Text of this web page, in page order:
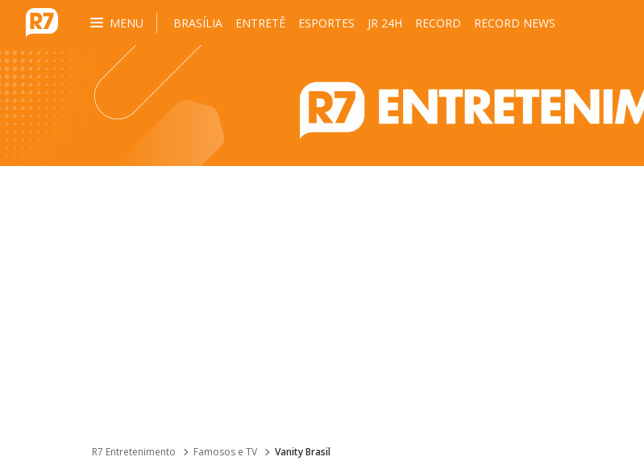
MENU BRASÍLIA ENTRETÊ ESPORTES JR 24H RECORD RECORD NEWS
R7 Entretenimento Famosos e TV Vanity Brasil